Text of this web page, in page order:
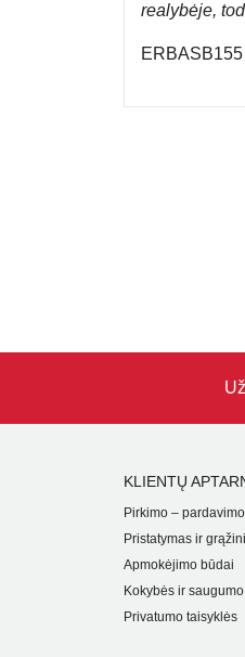
realybėje,
ERBASB155
KLIENTŲ
Pirkimo –
Pristatymas ir
Apmokėjimo būdai
Kokybės ir
Privatumo taisyklės